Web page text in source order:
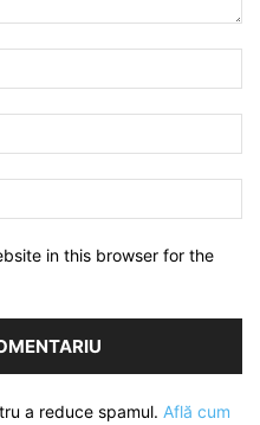
in this browser for the
a reduce spamul. Află cum